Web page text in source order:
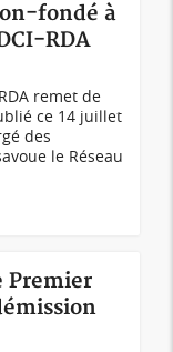
fondé à
RDA
remet de
ce 14 juillet
des
le Réseau
Premier